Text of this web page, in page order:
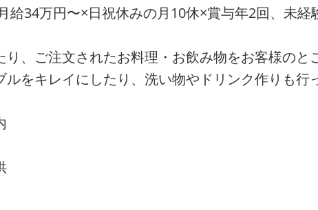
給34万円〜×日祝休みの月10休×賞与年2回、未経
、ご注文されたお料理・お飲み物をお客様のと
をキレイにしたり、洗い物やドリンク作りも行